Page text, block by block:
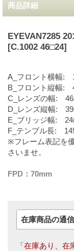
商品詳細
EYEVAN7285
[C.1002 46□24]
A_フロント横幅:
B_フロント縦幅:
C_レンズの幅:
D_レンズ縦幅:
E_ブリッジ幅:
F_テンプル長:
※フレーム表記を
さいませ。
FPD：70mm
在庫商品の通
「在庫あり、在